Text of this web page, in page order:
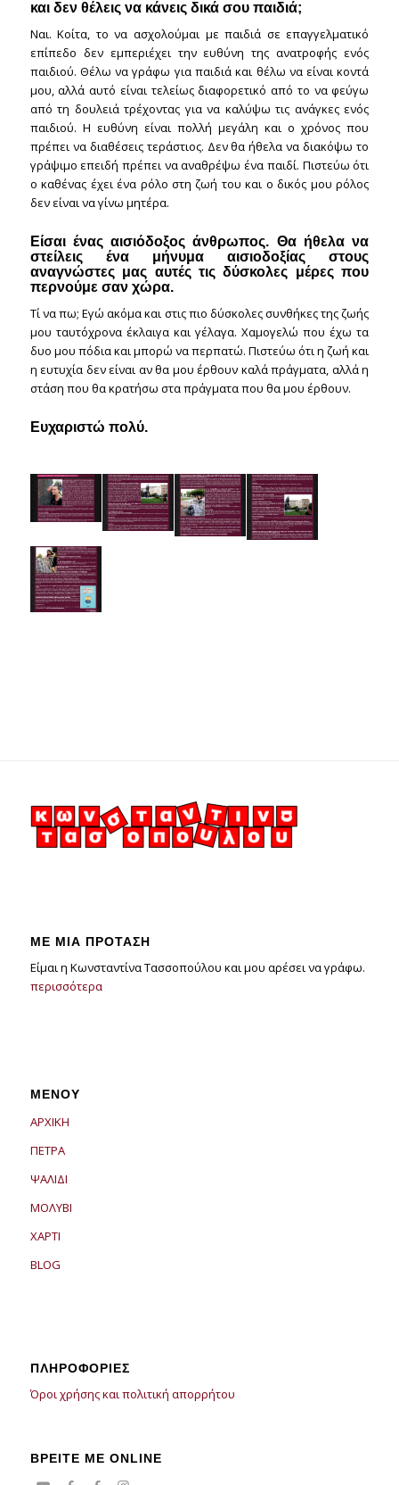
και δεν θέλεις να κάνεις δικά σου παιδιά;
Ναι. Κοίτα, το να ασχολούμαι με παιδιά σε επαγγελματικό
επίπεδο δεν εμπεριέχει την ευθύνη της ανατροφής ενός
παιδιού. Θέλω να γράφω για παιδιά και θέλω να είναι κοντά
μου, αλλά αυτό είναι τελείως διαφορετικό από το να φεύγω
από τη δουλειά τρέχοντας για να καλύψω τις ανάγκες ενός
παιδιού. Η ευθύνη είναι πολλή μεγάλη και ο χρόνος που
πρέπει να διαθέσεις τεράστιος. Δεν θα ήθελα να διακόψω το
γράψιμο επειδή πρέπει να αναθρέψω ένα παιδί. Πιστεύω ότι
ο καθένας έχει ένα ρόλο στη ζωή του και ο δικός μου ρόλος
δεν είναι να γίνω μητέρα.
Είσαι ένας αισιόδοξος άνθρωπος. Θα ήθελα να
στείλεις ένα μήνυμα αισιοδοξίας στους
αναγνώστες μας αυτές τις δύσκολες μέρες που
περνούμε σαν χώρα.
Τί να πω; Εγώ ακόμα και στις πιο δύσκολες συνθήκες της ζωής
μου ταυτόχρονα έκλαιγα και γέλαγα. Χαμογελώ που έχω τα
δυο μου πόδια και μπορώ να περπατώ. Πιστεύω ότι η ζωή και
η ευτυχία δεν είναι αν θα μου έρθουν καλά πράγματα, αλλά η
στάση που θα κρατήσω στα πράγματα που θα μου έρθουν.
Ευχαριστώ πολύ.
ΜΕ ΜΙΑ ΠΡΟΤΑΣΗ
Είμαι η Κωνσταντίνα Τασσοπούλου και μου αρέσει να γράφω.
περισσότερα
ΜΕΝΟΥ
ΑΡΧΙΚΗ
ΠΕΤΡΑ
ΨΑΛΙΔΙ
ΜΟΛΥΒΙ
ΧΑΡΤΙ
BLOG
ΠΛΗΡΟΦΟΡΙΕΣ
Όροι χρήσης και πολιτική απορρήτου
ΒΡΕΙΤΕ ΜΕ ONLINE